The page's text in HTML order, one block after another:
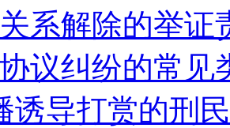
系解除的举证
议纠纷的常见
诱导打赏的刑